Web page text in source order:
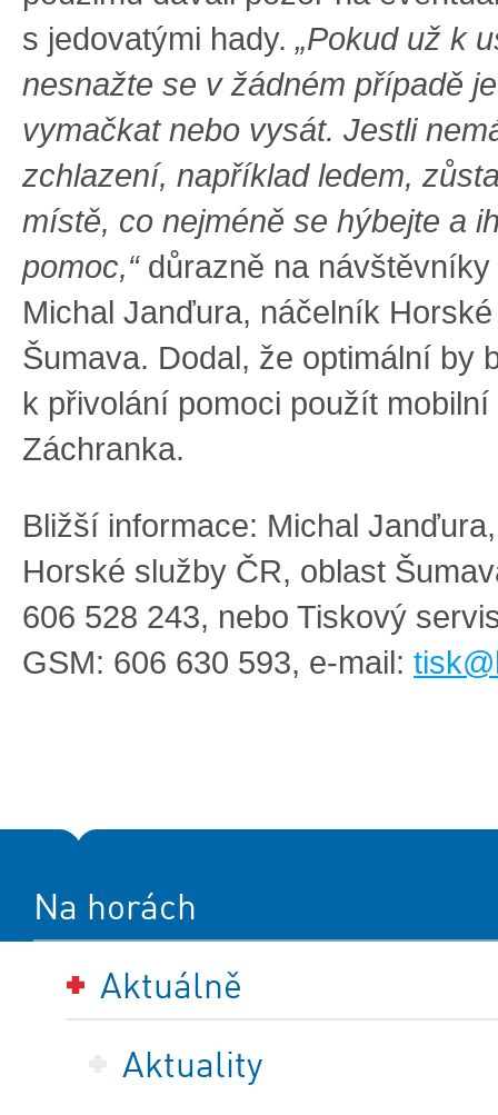
s jedovatými hady. „Pokud už k
nesnažte se v žádném případě
vymačkat nebo vysát. Jestli
zchlazení, například ledem,
místě, co nejméně se hýbejte a
pomoc,“důrazně na návštěvníky
Michal Janďura, náčelník
Šumava. Dodal, že optimální by
k přivolání pomoci použít mobilní
Záchranka.
Bližší informace: Michal
Horské služby ČR, oblast
606 528 243, nebo Tiskový
GSM: 606 630 593, e-mail:
Na horách
Aktuálně
Aktuality